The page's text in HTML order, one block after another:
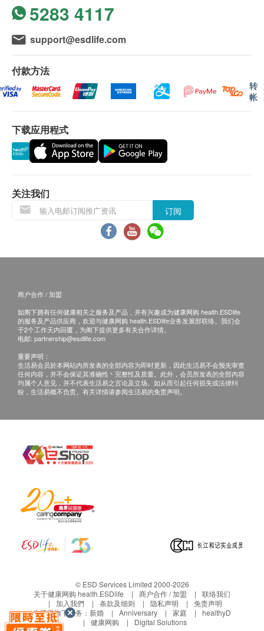
产品介绍
保护肌肤, 避免余氯对肌肤的刺激和伤害
有效去除残余氯气
有效过滤异物及锈水
有效改善湿疹及敏感性皮肤
呵护秀发, 降低余氯及过滤杂质，使发质不易干旱
1分钟简易安装
除铅及其他有害物质
局要求
尺寸: 5.1 x 5.1 x 12.9 (cm)
产品保养条款
所有货品资料及售后条款均根据厂商官网页作准，
如有疑问请直接致电或浏览总代理网页查询。
等偏远地区会安排到付。
所有邮寄项目不可指定收货日期和时段。
送货时间:
商品会于订单确认付款后 7 个工作天内送出，送货
时间为上午 9 时至下午 6 时。
暂停或延期，送货时间将会另作安排。
如商品已到达收货地址而没有人签收，Streams
Water Solution Limited 可再次安排送货服务，但
如5个工作天后Streams Water Solution Limited 仍
未能联络上顾客，该订单将会被取消，并于扣除运
费及特别地区附加费用后，安排余额退款。
所有订单须视乎相关货品的供应情况再作最后确
邮通知阁下。
安装:
客户可利用套装的配件连接电解水机到龙头使用，
如需安装服务，请于购买后联络Streams Water
Solution Limited预约，额外安装费用$1000将由安
装技师收取。
保用条款：
Solution Limited 提供。
客户必须存妥产品保用证 (如有) 及商店发票。
Streams Water Solution Limited 不负责任何由于
产品损坏而招致直接或间接之损失。
电话： 2777 7775
5283 4117
support@esdlife.com
付款方法
转
帐
下载应用程式
关注我们
订阅
商户合作 / 加盟
如阁下拥有任何健康相关之服务及产品，并有兴趣成为健康网购 health.ESDlife
的服务及产品供应商，欢迎与健康网购 health.ESDlife业务发展部联络。我们会
于2个工作天内回覆，为阁下提供更多有关合作详情。
电邮: partnership@esdlife.com
重要声明：
生活易会员於本网站内所发表的全部内容为即时更新，因此生活易不会预先审查
任何内容，并不会保证其准确性丶完整性及质量。此外，会员所发表的全部内容
均属个人意见，并不代表生活易之言论及立场。如从而引起任何损失或法律纠
纷，生活易概不负责。有关详情请参阅生活易的免责声明。
© ESD Services Limited 2000-2026
关于健康网购 health.ESDlife
商户合作 / 加盟
联络我们
加入我們
条款及细则 隐私声明
免责声明
生活易旗下业务： 新婚 Anniversary 家庭
healthyD
健康网购
Digital Solutions